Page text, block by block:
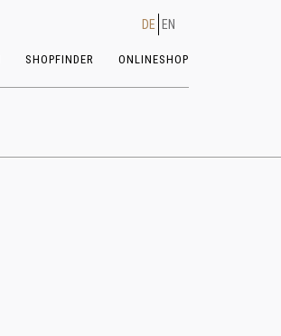
DE EN
SHOPFINDER ONLINESHOP